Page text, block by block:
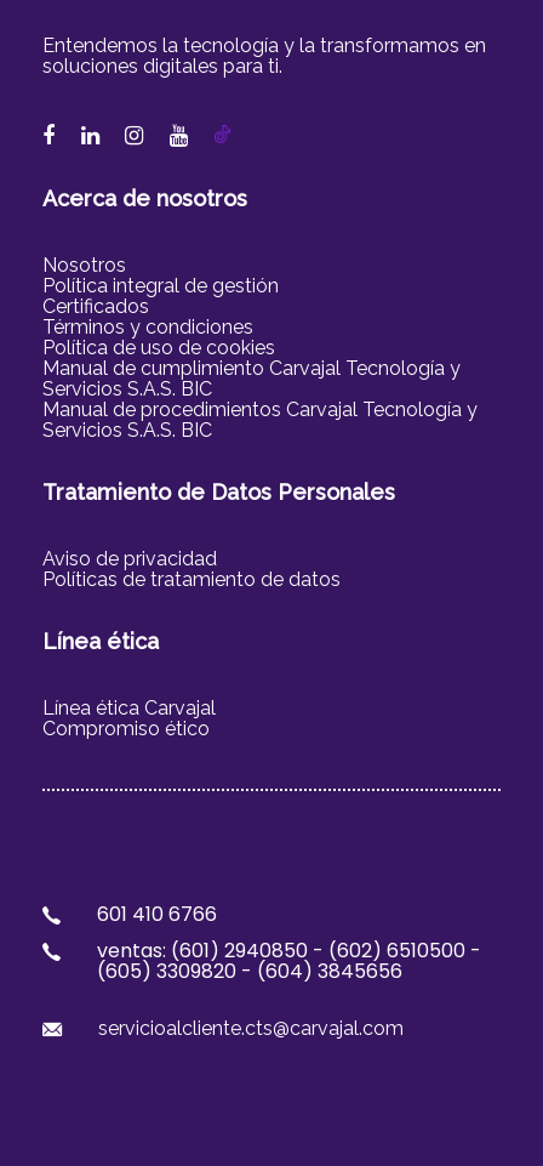
Entendemos la tecnología y la transformamos en
soluciones digitales para ti.
Acerca de nosotros
Nosotros
Política integral de gestión
Certificados
Términos y condiciones
Política de uso de cookies
Manual de cumplimiento Carvajal Tecnología y
Servicios S.A.S. BIC
Manual de procedimientos Carvajal Tecnología y
Servicios S.A.S. BIC
Tratamiento de Datos Personales
Aviso de privacidad
Políticas de tratamiento de datos
Línea ética
Línea ética Carvajal
Compromiso ético
601 410 6766
ventas: (601) 2940850 - (602) 6510500 -
(605) 3309820 - (604) 3845656
servicioalcliente.cts@carvajal.com